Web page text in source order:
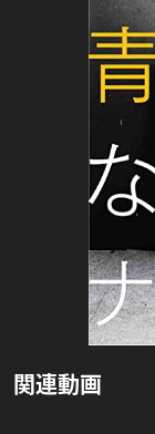
関連動画